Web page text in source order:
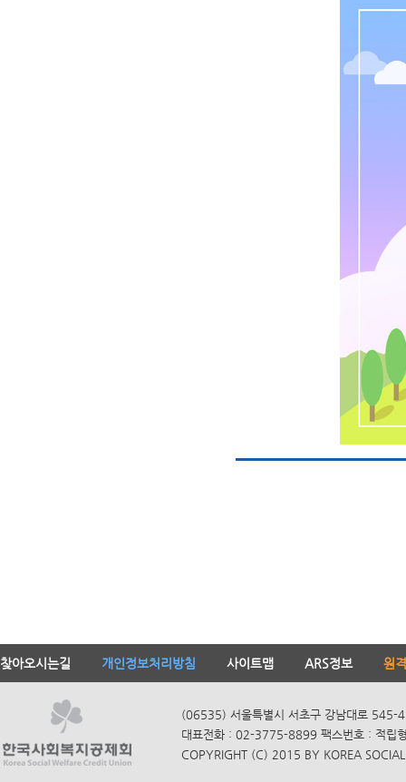
찾아오시는길 개인정보처리방침 사이트맵 ARS정보 원
(06535) 서울특별시 서초구 강남대로 545-
대표전화 : 02-3775-8899 팩스번호 : 적립
COPYRIGHT (C) 2015 BY KOREA SOCIAL